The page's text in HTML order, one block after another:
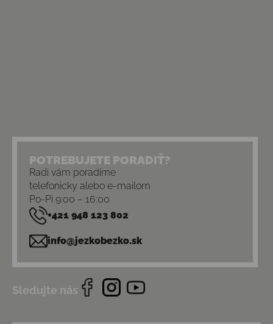
POTREBUJETE PORADIŤ?
Radi vám poradíme
telefonicky alebo e-mailom
Po-Pi 9:00 – 16:00
+421 948 123 802
info@jezkobezko.sk
Sledujte nás